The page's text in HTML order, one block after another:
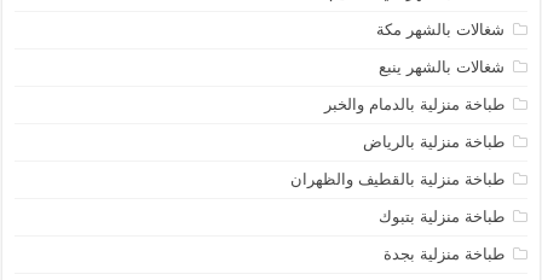
شغالات بالشهر مكة
شغالات بالشهر ينبع
طباخة منزلية بالدمام والخبر
طباخة منزلية بالرياض
طباخة منزلية بالقطيف والظهران
طباخة منزلية بتبوك
طباخة منزلية بجدة